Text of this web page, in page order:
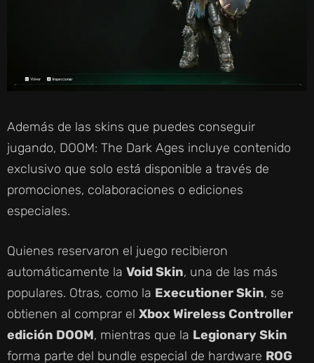
Además de las skins que puedes conseguir
jugando, DOOM: The Dark Ages incluye contenido
exclusivo que solo está disponible a través de
promociones, colaboraciones o ediciones
especiales.
Quienes reservaron el juego recibieron
automáticamente la Void Skin, una de las más
populares. Otras, como la Executioner Skin, se
obtienen al comprar el Xbox Wireless Controller
edición DOOM, mientras que la Legionary Skin
forma parte del bundle especial de hardware ROG